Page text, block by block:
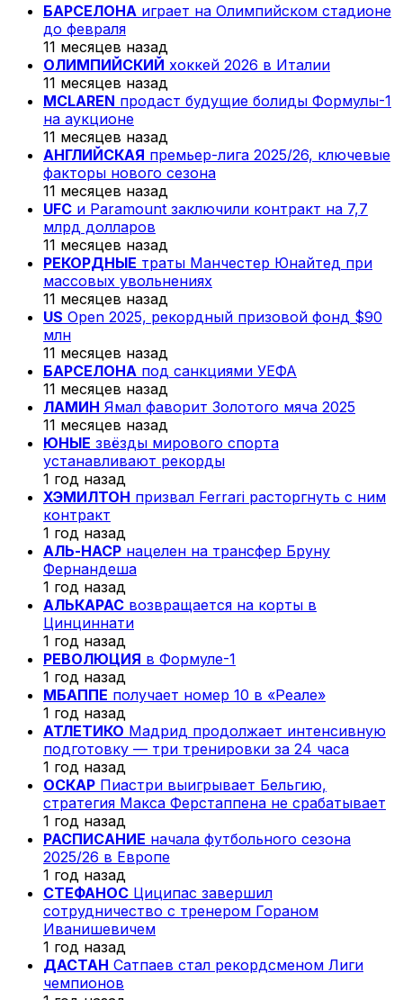
БАРСЕЛОНА играет на Олимпийском стадионе
до февраля
11 месяцев назад
ОЛИМПИЙСКИЙ хоккей 2026 в Италии
11 месяцев назад
MCLAREN продаст будущие болиды Формулы-1
на аукционе
11 месяцев назад
АНГЛИЙСКАЯ премьер-лига 2025/26, ключевые
факторы нового сезона
11 месяцев назад
UFC и Paramount заключили контракт на 7,7
млрд долларов
11 месяцев назад
РЕКОРДНЫЕ траты Манчестер Юнайтед при
массовых увольнениях
11 месяцев назад
US Open 2025, рекордный призовой фонд $90
млн
11 месяцев назад
БАРСЕЛОНА под санкциями УЕФА
11 месяцев назад
ЛАМИН Ямал фаворит Золотого мяча 2025
11 месяцев назад
ЮНЫЕ звёзды мирового спорта
устанавливают рекорды
1 год назад
ХЭМИЛТОН призвал Ferrari расторгнуть с ним
контракт
1 год назад
АЛЬ-НАСР нацелен на трансфер Бруну
Фернандеша
1 год назад
АЛЬКАРАС возвращается на корты в
Цинциннати
1 год назад
РЕВОЛЮЦИЯ в Формуле-1
1 год назад
МБАППЕ получает номер 10 в «Реале»
1 год назад
АТЛЕТИКО Мадрид продолжает интенсивную
подготовку — три тренировки за 24 часа
1 год назад
ОСКАР Пиастри выигрывает Бельгию,
стратегия Макса Ферстаппена не срабатывает
1 год назад
РАСПИСАНИЕ начала футбольного сезона
2025/26 в Европе
1 год назад
СТЕФАНОС Циципас завершил
сотрудничество с тренером Гораном
Иванишевичем
1 год назад
ДАСТАН Сатпаев стал рекордсменом Лиги
чемпионов